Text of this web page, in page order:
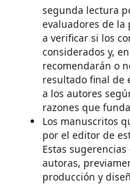
segunda lectura
evaluadores de
a verificar si los
considerados y,
recomendarán o
resultado final de
a los autores
razones que
Los manuscritos
por el editor de
Estas
autoras,
producción y